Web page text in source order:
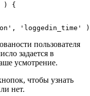
) {
'loggedin_time'
пользователя
задается в
усмотрение.
чтобы узнать
нет.